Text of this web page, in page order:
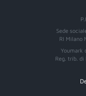
Sede
RI Milano
Youmark
Reg. trib.